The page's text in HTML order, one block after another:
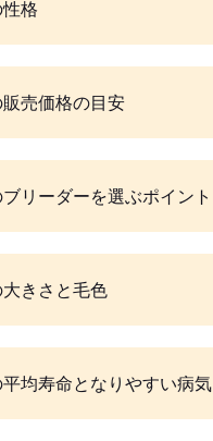
格
売価格の目安
リーダーを選ぶポイント
きさと毛色
均寿命となりやすい病気